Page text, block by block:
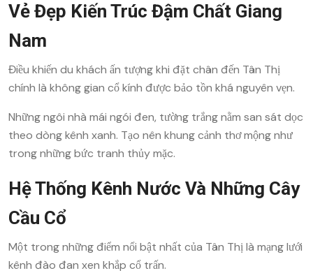
Vẻ Đẹp Kiến Trúc Đậm Chất Giang
Nam
Điều khiến du khách ấn tượng khi đặt chân đến Tân Thị
chính là không gian cổ kính được bảo tồn khá nguyên vẹn.
Những ngôi nhà mái ngói đen, tường trắng nằm san sát dọc
theo dòng kênh xanh. Tạo nên khung cảnh thơ mộng như
trong những bức tranh thủy mặc.
Hệ Thống Kênh Nước Và Những Cây
Cầu Cổ
Một trong những điểm nổi bật nhất của Tân Thị là mạng lưới
kênh đào đan xen khắp cổ trấn.